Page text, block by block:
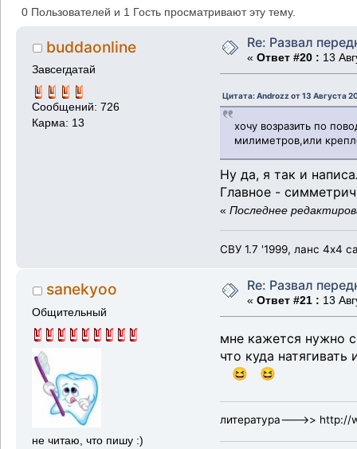
0 Пользователей и 1 Гость просматривают эту тему.
buddaonline
Завсегдатай
Сообщений: 726
Карма: 13
Re: Развал
« Ответ #20 : 13
Цитата: Androzz от 13 Августа
хочу возразить по
милиметров,или
Ну да, я так и
Главное -
« Последнее
СВУ 1.7 '1999, ланс 4х4
sanekyoo
Общительный
не читаю, что пишу :)
Re: Развал
« Ответ #21 : 13
мне кажется нужно
что куда натягивать
😆 😆
литература--->> http://